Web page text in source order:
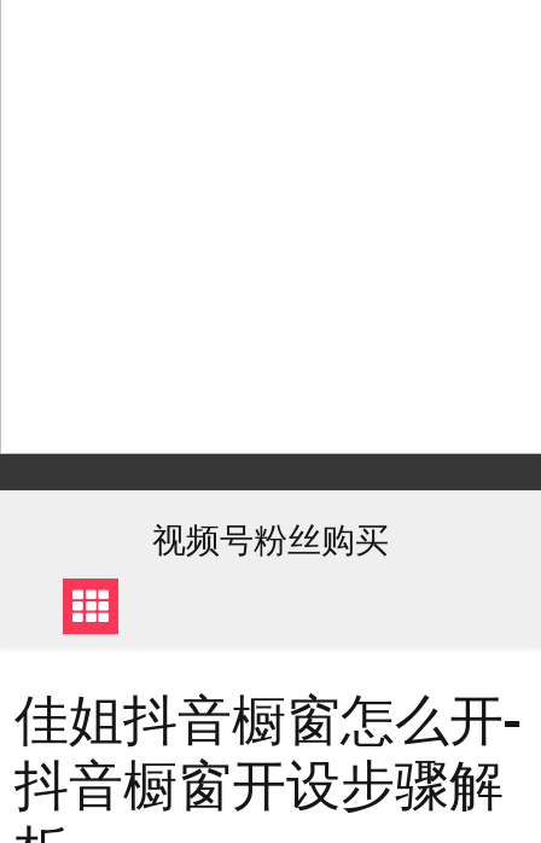
to
视频号粉丝购买
佳姐抖音橱窗怎么开-
抖音橱窗开设步骤解